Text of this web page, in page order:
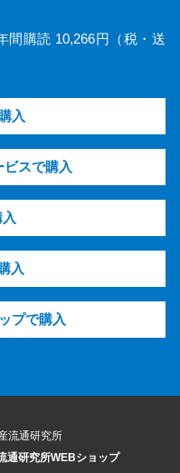
購読 10,266円（税・送
入
ビスで購入
入
プで購入
流通研究所
通研究所WEBショップ